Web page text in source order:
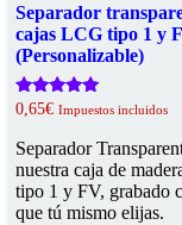
Separador
cajas LCG tipo 1 y
(Personalizable)
Valorado
5.00
de 5
0,65€ Impuestos incluidos
Separador
nuestra caja de
tipo 1 y FV, grabado
que tú mismo elijas.